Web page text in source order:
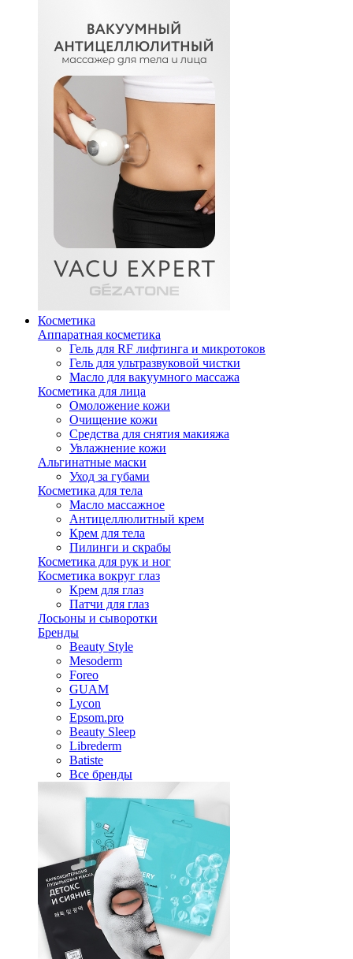
Косметика
Аппаратная косметика
Гель для RF лифтинга и микротоков
Гель для ультразвуковой чистки
Масло для вакуумного массажа
Косметика для лица
Омоложение кожи
Очищение кожи
Средства для снятия макияжа
Увлажнение кожи
Альгинатные маски
Уход за губами
Косметика для тела
Масло массажное
Антицеллюлитный крем
Крем для тела
Пилинги и скрабы
Косметика для рук и ног
Косметика вокруг глаз
Крем для глаз
Патчи для глаз
Лосьоны и сыворотки
Бренды
Beauty Style
Mesoderm
Foreo
GUAM
Lycon
Epsom.pro
Beauty Sleep
Librederm
Batiste
Все бренды